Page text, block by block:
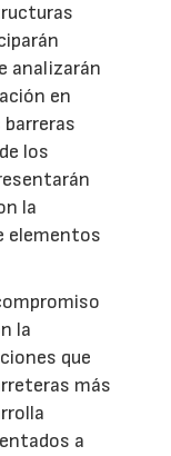
analizarán
en
barreras
los
la
elementos
la
que
más
a